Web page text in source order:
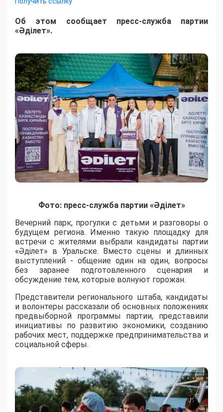
Об этом сообщает пресс-служба партии
«Әділет».
Фото: пресс-служба партии «Әділет»
Вечерний парк, прогулки с детьми и разговоры о
будущем региона. Именно такую площадку для
встречи с жителями выбрали кандидаты партии
«Әділет» в Уральске. Вместо сцены и длинных
выступлений - общение один на один, вопросы
без заранее подготовленного сценария и
обсуждение тем, которые волнуют горожан.
Представители регионального штаба, кандидаты
и волонтеры рассказали об основных положениях
предвыборной программы партии, представили
инициативы по развитию экономики, созданию
рабочих мест, поддержке предпринимательства и
социальной сферы.